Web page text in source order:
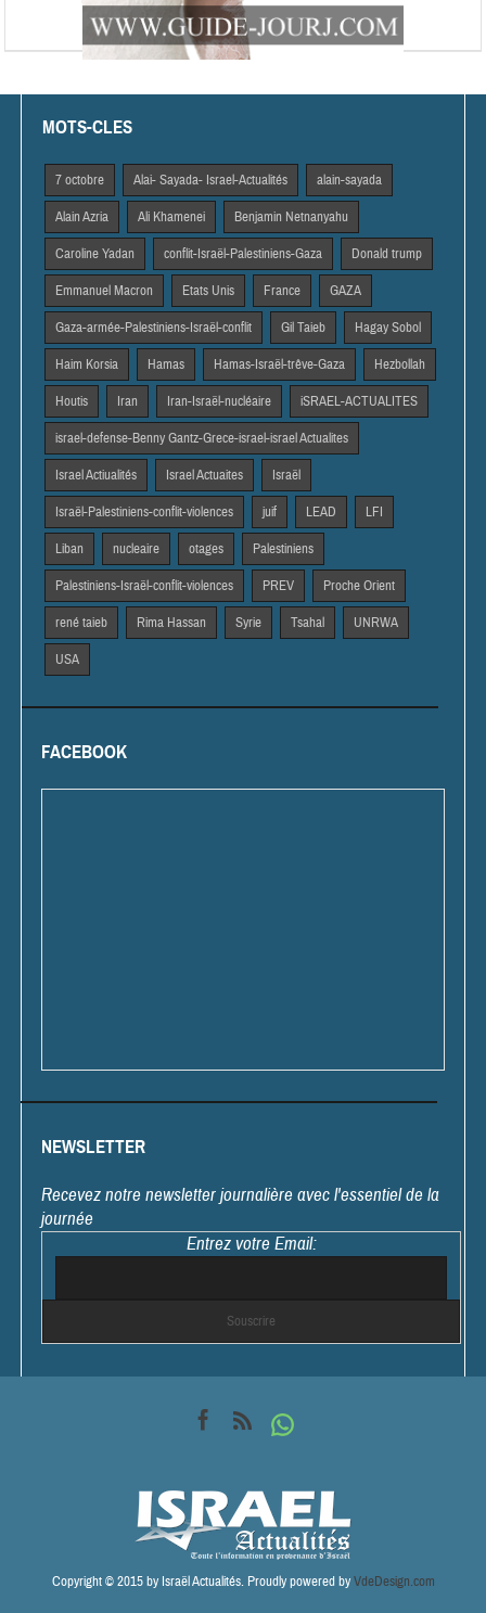
MOTS-CLES
7 octobre Alai- Sayada- Israel-Actualités alain-sayada
Alain Azria Ali Khamenei Benjamin Netnanyahu
Caroline Yadan conflit-Israël-Palestiniens-Gaza Donald trump
Emmanuel Macron Etats Unis France GAZA
Gaza-armée-Palestiniens-Israël-conflit Gil Taieb Hagay Sobol
Haim Korsia Hamas Hamas-Israël-trêve-Gaza Hezbollah
Houtis Iran Iran-Israël-nucléaire iSRAEL-ACTUALITES
israel-defense-Benny Gantz-Grece-israel-israel Actualites
Israel Actiualités Israel Actuaites Israël
Israël-Palestiniens-conflit-violences juif LEAD LFI
Liban nucleaire otages Palestiniens
Palestiniens-Israël-conflit-violences PREV Proche Orient
rené taieb Rima Hassan Syrie Tsahal UNRWA
USA
FACEBOOK
NEWSLETTER
Recevez notre newsletter journalière avec l'essentiel de la
journée
Entrez votre Email:
Copyright © 2015 by Israël Actualités. Proudly powered byVdeDesign.com